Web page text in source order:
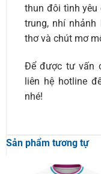
thun đôi tình yêu
trung, nhí
thơ và chút mơ
Để được tư vấn
liên hệ hotline
nhé!
Sản phẩm tương tự